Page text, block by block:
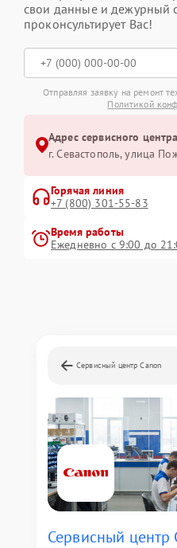
свои данные и дежурный
проконсультирует Вас!
Отправляя заявку на ремонт
Политикой
Адрес сервисного
г. Севастополь, улица
Горячая линия
+7 (800) 301-55-83
Время работы
Ежедневно с 9:00 до
Сервисный центр Canon
Сервисный центр